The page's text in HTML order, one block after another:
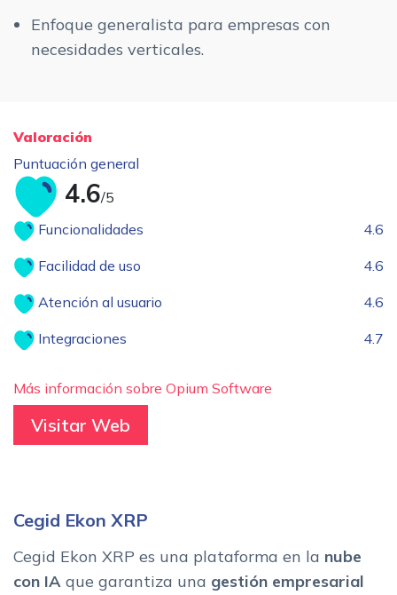
Enfoque generalista para empresas con
necesidades verticales.
Valoración
Puntuación general
4.6/5
Funcionalidades
4.6
Facilidad de uso 4.6
Atención al usuario 4.6
Integraciones 4.7
Más información sobre Opium Software
Visitar Web
Cegid Ekon XRP
Cegid Ekon XRP es una plataforma en la nube
con IA que garantiza una gestión empresarial